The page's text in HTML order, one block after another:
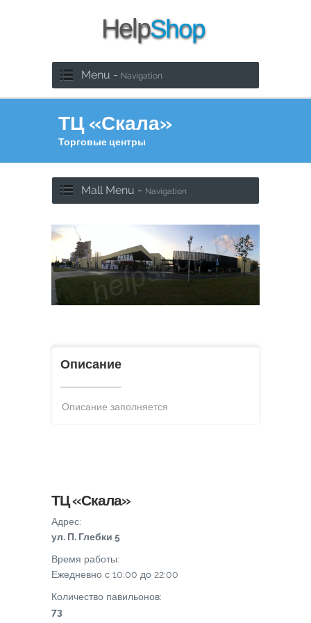
Menu - Navigation
ТЦ «Скала»
Торговые центры
Mall Menu - Navigation
Описание
Описание заполняется
ТЦ «Скала»
Адрес:
ул. П. Глебки 5
Время работы:
Ежедневно с 10:00 до 22:00
Количество павильонов:
73